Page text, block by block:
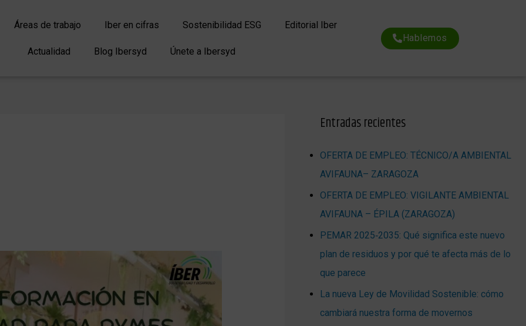
Áreas de trabajo Iber en cifras Sostenibilidad ESG Editorial Iber
Actualidad Blog Ibersyd Únete a Ibersyd
Hablemos
Entradas recientes
OFERTA DE EMPLEO: TÉCNICO/A AMBIENTAL
AVIFAUNA– ZARAGOZA
OFERTA DE EMPLEO: VIGILANTE AMBIENTAL
AVIFAUNA – ÉPILA (ZARAGOZA)
PEMAR 2025‑2035: Qué significa este nuevo
plan de residuos y por qué te afecta más de lo
que parece
La nueva Ley de Movilidad Sostenible: cómo
cambiará nuestra forma de movernos